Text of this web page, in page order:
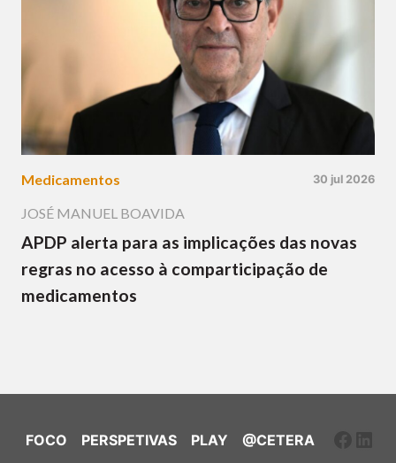
Medicamentos 30 jul 2026
JOSÉ MANUEL BOAVIDA
APDP alerta para as implicações das novas
regras no acesso à comparticipação de
medicamentos
FOCO PERSPETIVAS PLAY @CETERA